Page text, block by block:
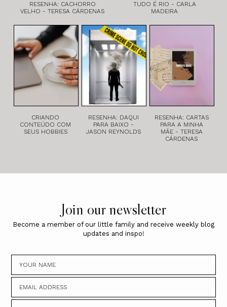
RESENHA: CACHORRO
VELHO - TERESA CÁRDENAS
TUDO É RIO - CARLA
MADEIRA
CRIANDO
CONTEÚDO COM
SEUS HOBBIES
RESENHA: DAQUI
PARA BAIXO -
JASON REYNOLDS
RESENHA: CARTAS
PARA A MINHA
MÃE - TERESA
CÁRDENAS
Join our newsletter
Become a member of our little family and receive weekly blog
updates and inspo!